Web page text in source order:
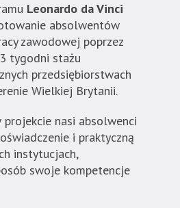
Leonardo da Vinci
absolwentów
zawodowej poprzez
tygodni stażu
przedsiębiorstwach
Wielkiej Brytanii.
nasi absolwenci
i praktyczną
instytucjach,
swoje kompetencje